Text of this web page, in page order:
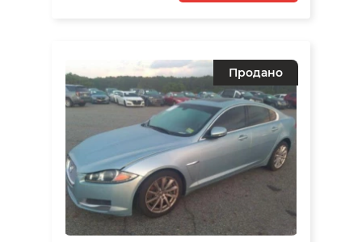
Продано